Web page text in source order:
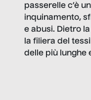
passerelle c’è
inquinamento,
e abusi. Dietro la
la filiera del
delle più lunghe